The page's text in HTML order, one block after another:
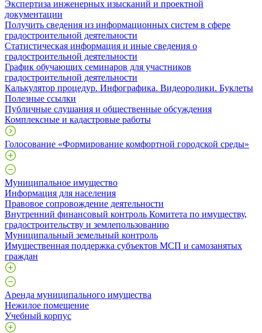
Экспертиза инженерных изысканий и проектной
документации
Получить сведения из информационных систем в сфере
градостроительной деятельности
Статистическая информация и иные сведения о
градостроительной деятельности
График обучающих семинаров для участников
градостроительной деятельности
Калькулятор процедур. Инфографика. Видеоролики. Буклеты
Полезные ссылки
Публичные слушания и общественные обсуждения
Комплексные и кадастровые работы
Голосование «Формирование комфортной городской среды»
Муниципальное имущество
Информация для населения
Правовое сопровождение деятельности
Внутренний финансовый контроль Комитета по имуществу,
градостроительству и землепользованию
Муниципальный земельный контроль
Имущественная поддержка субъектов МСП и самозанятых
граждан
Аренда муниципального имущества
Нежилое помещение
Учебный корпус